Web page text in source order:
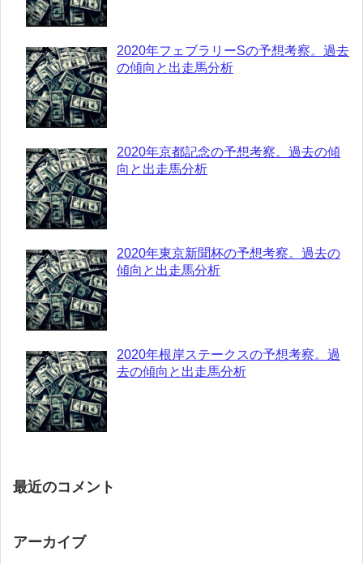
2020年フェブラリーSの予想考察。過去
の傾向と出走馬分析
2020年京都記念の予想考察。過去の傾
向と出走馬分析
2020年東京新聞杯の予想考察。過去の
傾向と出走馬分析
2020年根岸ステークスの予想考察。過
去の傾向と出走馬分析
最近のコメント
アーカイブ